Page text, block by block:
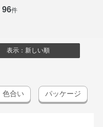
96件
表示：新しい順
色合い パッケージ